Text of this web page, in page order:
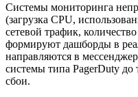
Системы мониторинга
(загрузка CPU,
сетевой трафик,
формируют дашборды в
направляются в
системы типа PagerDuty до
сбои.